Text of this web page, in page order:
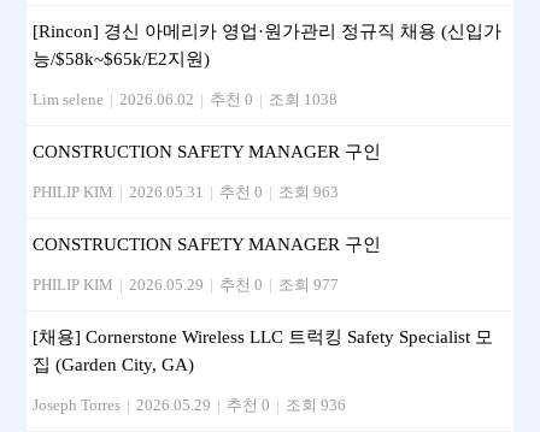
[Rincon] 경신 아메리카 영업·원가관리 정규직 채용 (신입가
능/$58k~$65k/E2지원)
Lim selene | 2026.06.02 | 추천 0 | 조회 1038
CONSTRUCTION SAFETY MANAGER 구인
PHILIP KIM | 2026.05.31 | 추천 0 | 조회 963
CONSTRUCTION SAFETY MANAGER 구인
PHILIP KIM | 2026.05.29 | 추천 0 | 조회 977
[채용] Cornerstone Wireless LLC 트럭킹 Safety Specialist 모
집 (Garden City, GA)
Joseph Torres | 2026.05.29 | 추천 0 | 조회 936